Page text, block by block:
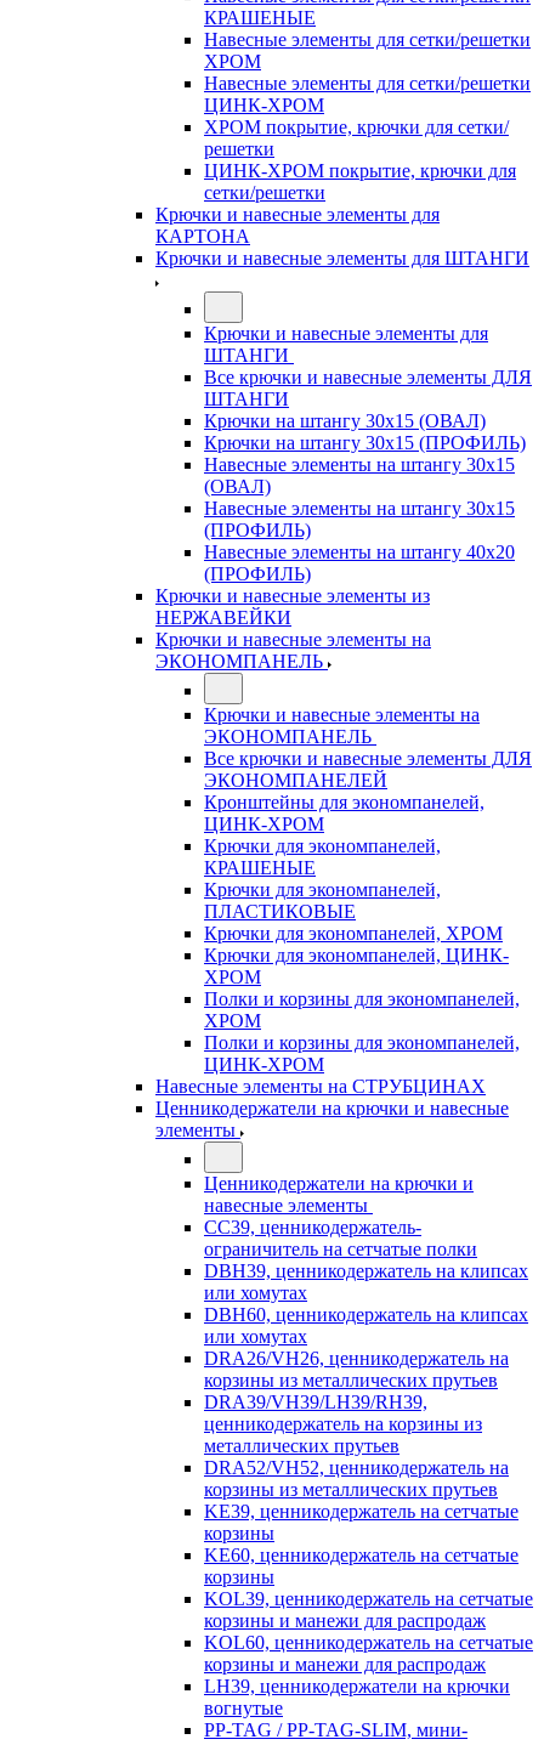
КРАШЕНЫЕ
Навесные элементы для сетки/решетки
ХРОМ
Навесные элементы для сетки/решетки
ЦИНК-ХРОМ
ХРОМ покрытие, крючки для сетки/
решетки
ЦИНК-ХРОМ покрытие, крючки для
сетки/решетки
Крючки и навесные элементы для
КАРТОНА
Крючки и навесные элементы для ШТАНГИ
Крючки и навесные элементы для
ШТАНГИ
Все крючки и навесные элементы ДЛЯ
ШТАНГИ
Крючки на штангу 30х15 (ОВАЛ)
Крючки на штангу 30х15 (ПРОФИЛЬ)
Навесные элементы на штангу 30х15
(ОВАЛ)
Навесные элементы на штангу 30х15
(ПРОФИЛЬ)
Навесные элементы на штангу 40х20
(ПРОФИЛЬ)
Крючки и навесные элементы из
НЕРЖАВЕЙКИ
Крючки и навесные элементы на
ЭКОНОМПАНЕЛЬ
Крючки и навесные элементы на
ЭКОНОМПАНЕЛЬ
Все крючки и навесные элементы ДЛЯ
ЭКОНОМПАНЕЛЕЙ
Кронштейны для экономпанелей,
ЦИНК-ХРОМ
Крючки для экономпанелей,
КРАШЕНЫЕ
Крючки для экономпанелей,
ПЛАСТИКОВЫЕ
Крючки для экономпанелей, ХРОМ
Крючки для экономпанелей, ЦИНК-
ХРОМ
Полки и корзины для экономпанелей,
ХРОМ
Полки и корзины для экономпанелей,
ЦИНК-ХРОМ
Навесные элементы на СТРУБЦИНАХ
Ценникодержатели на крючки и навесные
элементы
Ценникодержатели на крючки и
навесные элементы
CC39, ценникодержатель-
ограничитель на сетчатые полки
DBH39, ценникодержатель на клипсах
или хомутах
DBH60, ценникодержатель на клипсах
или хомутах
DRA26/VH26, ценникодержатель на
корзины из металлических прутьев
DRA39/VH39/LH39/RH39,
ценникодержатель на корзины из
металлических прутьев
DRA52/VH52, ценникодержатель на
корзины из металлических прутьев
KE39, ценникодержатель на сетчатые
корзины
KE60, ценникодержатель на сетчатые
корзины
KOL39, ценникодержатель на сетчатые
корзины и манежи для распродаж
KOL60, ценникодержатель на сетчатые
корзины и манежи для распродаж
LH39, ценникодержатели на крючки
вогнутые
PP-TAG / PP-TAG-SLIM, мини-